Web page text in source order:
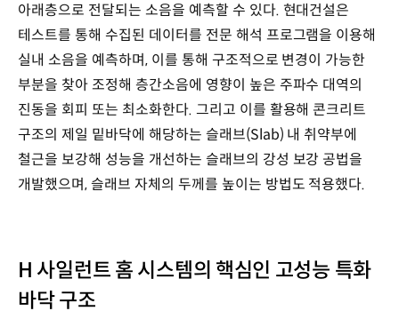
아래층으로 전달되는 소음을 예측할 수 있다. 현대건설은
테스트를 통해 수집된 데이터를 전문 해석 프로그램을 이용해
실내 소음을 예측하며, 이를 통해 구조적으로 변경이 가능한
부분을 찾아 조정해 층간소음에 영향이 높은 주파수 대역의
진동을 회피 또는 최소화한다. 그리고 이를 활용해 콘크리트
구조의 제일 밑바닥에 해당하는 슬래브(Slab) 내 취약부에
철근을 보강해 성능을 개선하는 슬래브의 강성 보강 공법을
개발했으며, 슬래브 자체의 두께를 높이는 방법도 적용했다.
H 사일런트 홈 시스템의 핵심인 고성능 특화
바닥 구조